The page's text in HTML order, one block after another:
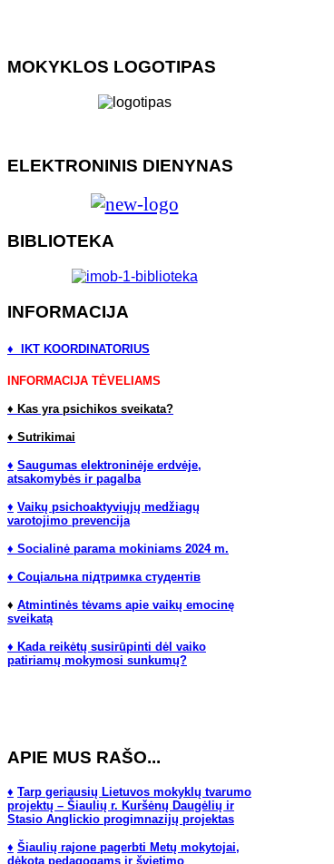
MOKYKLOS LOGOTIPAS
ELEKTRONINIS DIENYNAS
BIBLIOTEKA
INFORMACIJA
♦ IKT KOORDINATORIUS
INFORMACIJA TĖVELIAMS
♦ Kas yra psichikos sveikata?
♦ Sutrikimai
♦ Saugumas elektroninėje erdvėje,
atsakomybės ir pagalba
♦ Vaikų psichoaktyviųjų medžiagų
varotojimo prevencija
♦ Socialinė parama mokiniams 2024 m.
♦ Соціальна підтримка студентів
♦ Atmintinės tėvams apie vaikų emocinę
sveikatą
♦ Kada reikėtų susirūpinti dėl vaiko
patiriamų mokymosi sunkumų?
APIE MUS RAŠO...
♦ Tarp geriausių Lietuvos mokyklų tvarumo
projektų – Šiaulių r. Kuršėnų Daugėlių ir
Stasio Anglickio progimnazijų projektas
♦ Šiaulių rajone pagerbti Metų mokytojai,
dėkota pedagogams ir švietimo